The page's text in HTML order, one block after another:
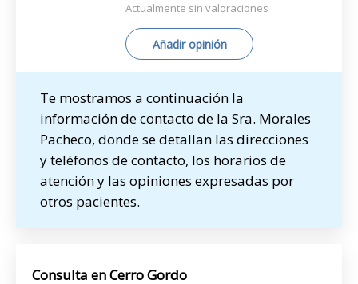
Actualmente sin valoraciones
Añadir opinión
Te mostramos a continuación la
información de contacto de la Sra. Morales
Pacheco, donde se detallan las direcciones
y teléfonos de contacto, los horarios de
atención y las opiniones expresadas por
otros pacientes.
Consulta en Cerro Gordo